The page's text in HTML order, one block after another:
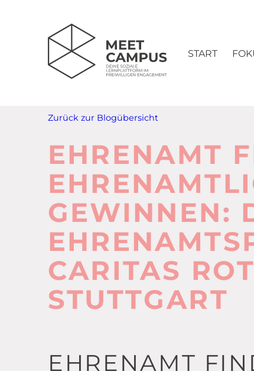
START
Zurück zur Blogübersicht
EHRENAMT
GEWINNEN:
CARITAS
STUTTGART
EHRENAMT